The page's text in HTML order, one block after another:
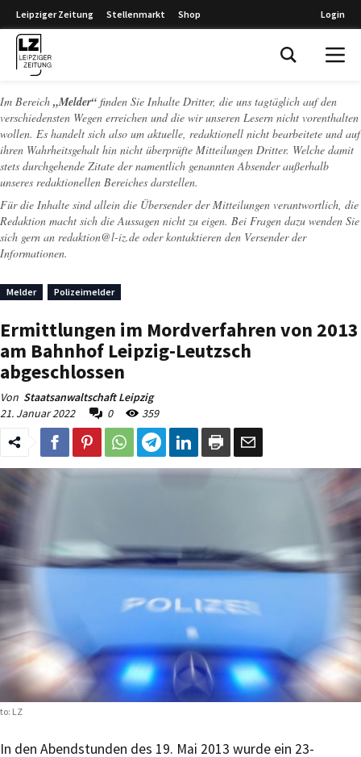
Leipziger Zeitung Stellenmarkt Shop Login
Im Bereich „Melder“ finden Sie Inhalte Dritter, die uns tagtäglich auf den
verschiedensten Wegen erreichen und die wir unseren Lesern nicht vorenthalten
wollen. Es handelt sich also um aktuelle, redaktionell nicht bearbeitete und auf
ihren Wahrheitsgehalt hin nicht überprüfte Mitteilungen Dritter. Welche damit
stets durchgehende Zitate der namentlich genannten Absender außerhalb
unseres redaktionellen Bereiches darstellen.
Für die Inhalte sind allein die Übersender der Mitteilungen verantwortlich, die
Redaktion macht sich die Aussagen nicht zu eigen. Bei Fragen dazu wenden Sie
sich gern an redaktion@l-iz.de oder kontaktieren den Versender der
Informationen.
Melder Polizeimelder
Ermittlungen im Mordverfahren von 2013
am Bahnhof Leipzig-Leutzsch
abgeschlossen
Von Staatsanwaltschaft Leipzig
21. Januar 2022
0 359
LZ
In den Abendstunden des 19. Mai 2013 wurde ein 23-